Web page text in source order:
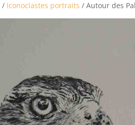
/ Iconoclastes portraits / Autour des